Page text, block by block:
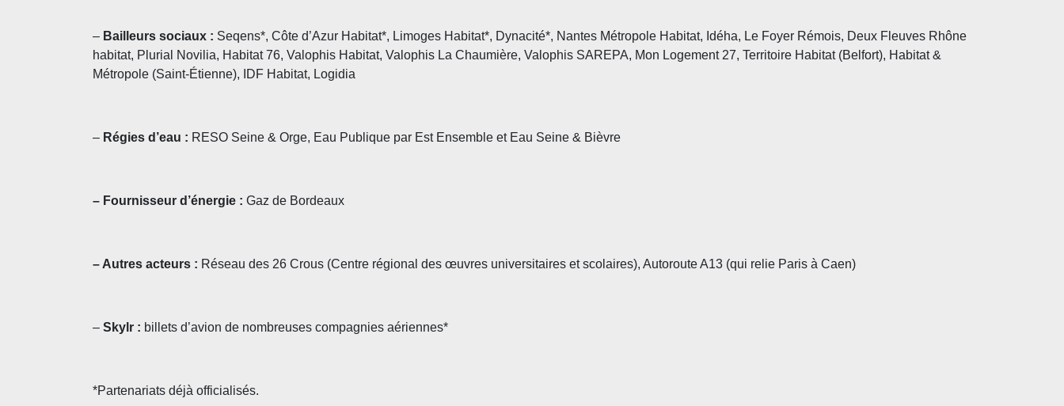
– Bailleurs sociaux : Seqens*, Côte d’Azur Habitat*, Limoges Habitat*, Dynacité*, Nantes Métropole Habitat, Idéha, Le Foyer Rémois, Deux Fleuves Rhône
habitat, Plurial Novilia, Habitat 76, Valophis Habitat, Valophis La Chaumière, Valophis SAREPA, Mon Logement 27, Territoire Habitat (Belfort), Habitat &
Métropole (Saint-Étienne), IDF Habitat, Logidia
– Régies d’eau : RESO Seine & Orge, Eau Publique par Est Ensemble et Eau Seine & Bièvre
– Fournisseur d’énergie : Gaz de Bordeaux
– Autres acteurs : Réseau des 26 Crous (Centre régional des œuvres universitaires et scolaires), Autoroute A13 (qui relie Paris à Caen)
– Skylr : billets d’avion de nombreuses compagnies aériennes*
*Partenariats déjà officialisés.